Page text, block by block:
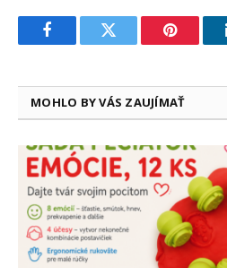
FacebookTwitter Pinterest
MOHLO BY VÁS ZAUJÍMAŤ